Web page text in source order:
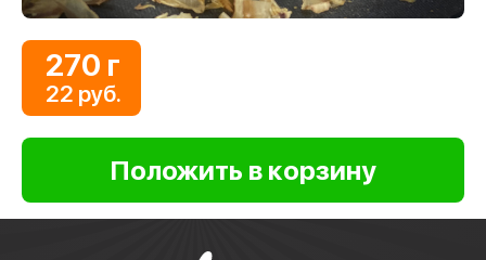
270 г
22 руб.